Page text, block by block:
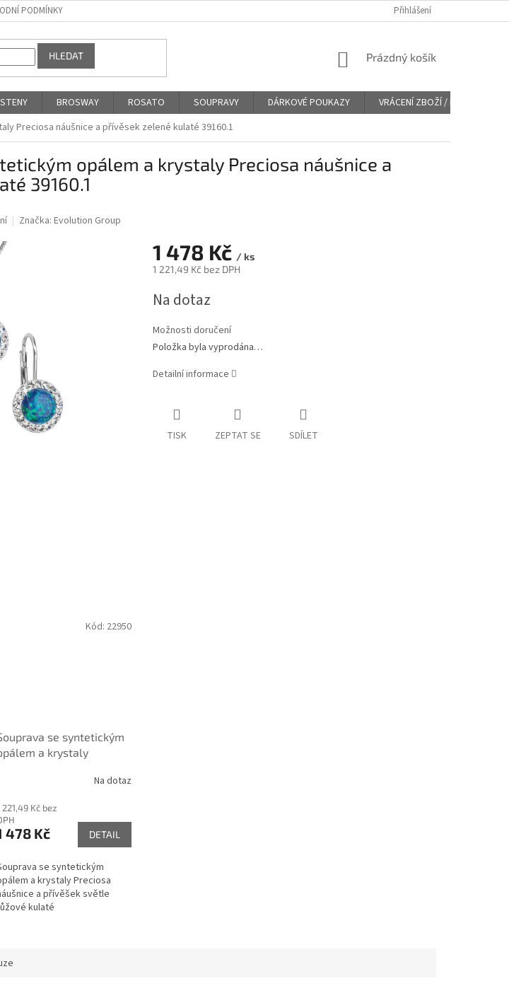
PODMÍNKY Přihlášení
HLEDAT
NÁKUPNÍ
Prázdný košík
BROSWAY ROSATO SOUPRAVY DÁRKOVÉ POUKAZY
VRÁCENÍ ZBOŽÍ / REKLAMACE
Preciosa náušnice a přívěsek zelené kulaté 39160.1
opálem a krystaly Preciosa náušnice a
39160.1
Značka: Evolution Group
1 478 Kč / ks
1 221,49 Kč bez DPH
cena:
Na dotaz
Možnosti doručení
Položka byla vyprodána…
Detailní informace
TISK ZEPTAT SE SDÍLET
se syntetickým
a krystaly
přívěšek světle růžovéNa dotaz
221,49 Kč bez
478 Kč DETAIL
se syntetickým
a krystaly Preciosa
a přívěšek světle
kulaté
Kód: 22950